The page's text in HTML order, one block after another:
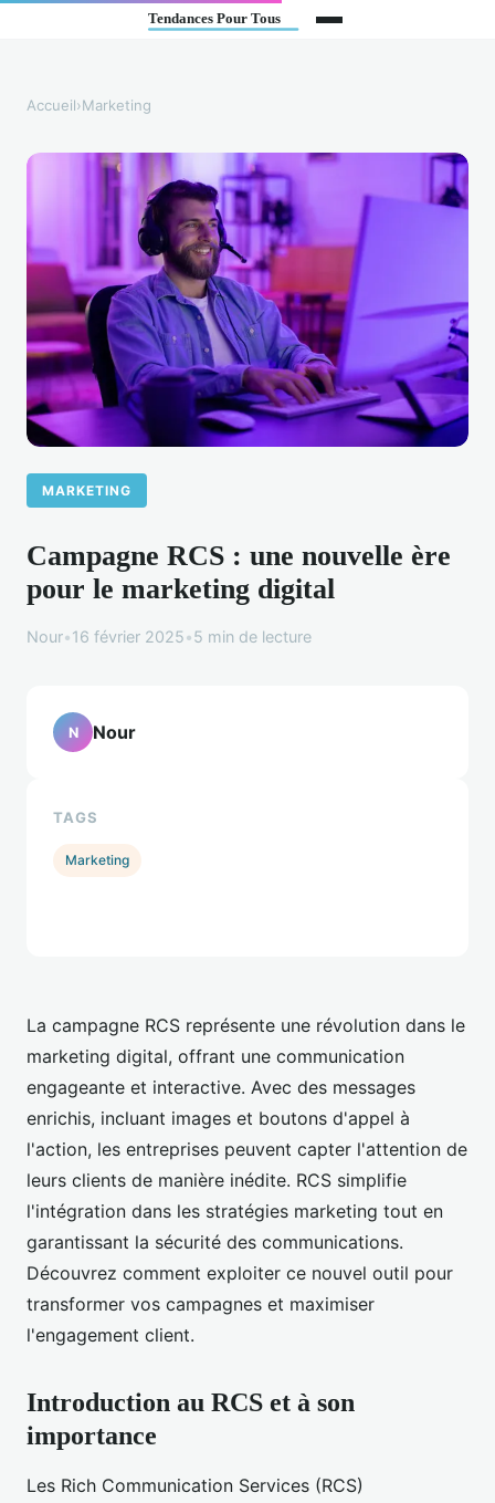
Accueil›Marketing
MARKETING
Campagne RCS : une nouvelle ère
pour le marketing digital
Nour•16 février 2025•5 min de lecture
La campagne RCS représente une révolution dans le
marketing digital, offrant une communication
engageante et interactive. Avec des messages
enrichis, incluant images et boutons d'appel à
l'action, les entreprises peuvent capter l'attention de
leurs clients de manière inédite. RCS simplifie
l'intégration dans les stratégies marketing tout en
garantissant la sécurité des communications.
Découvrez comment exploiter ce nouvel outil pour
transformer vos campagnes et maximiser
l'engagement client.
Introduction au RCS et à son
importance
Les Rich Communication Services (RCS)
N Nour
TAGS
Marketing